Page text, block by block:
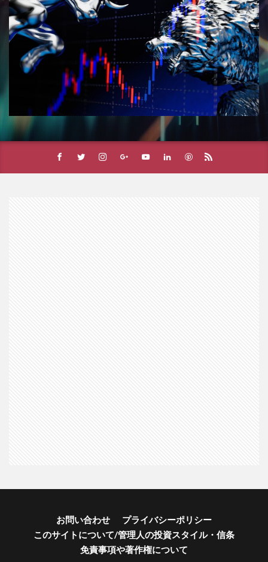
お問い合わせ
プライバシーポリシー
このサイトについて/管理人の投資スタイル・信条
免責事項や著作権について